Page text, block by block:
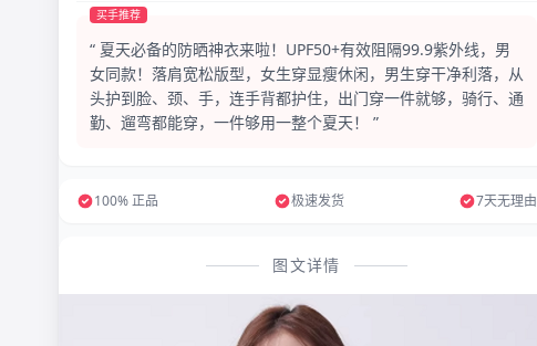
买手推荐
“ 夏天必备的防晒神衣来啦！UPF50+有效阻隔99.9紫外线，男
女同款！落肩宽松版型，女生穿显瘦休闲，男生穿干净利落，从
头护到脸、颈、手，连手背都护住，出门穿一件就够，骑行、通
勤、遛弯都能穿，一件够用一整个夏天！ ”
100% 正品 极速发货 7天无理由
图文详情